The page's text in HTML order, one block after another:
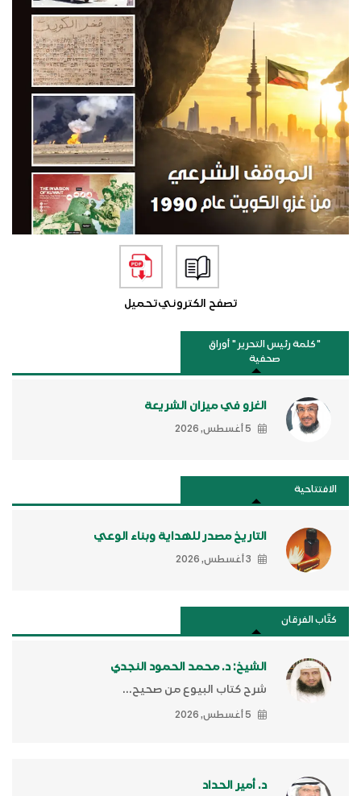
تصفح الكترونيتحميل
"كلمة رئيس التحرير " أوراق
صحفية
الغزو في ميزان الشريعة
5 أغسطس, 2026
الافتتاحية
التاريخ مصدر للهداية وبناء الوعي
3 أغسطس, 2026
كتَّاب الفرقان
الشيخ: د. محمد الحمود النجدي
شرح كتاب البيوع من صحيح...
5 أغسطس, 2026
د. أمير الحداد